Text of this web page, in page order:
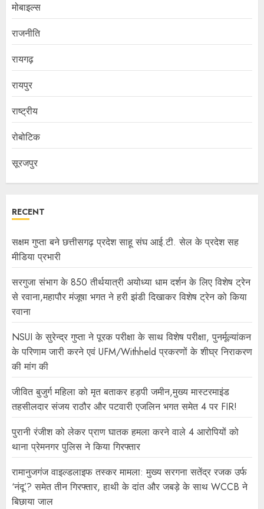
मोबाइल्स
राजनीति
रायगढ़
रायपुर
राष्ट्रीय
रोबोटिक
सूरजपुर
RECENT
सक्षम गुप्ता बने छत्तीसगढ़ प्रदेश साहू संघ आई.टी. सेल के प्रदेश सह
मीडिया प्रभारी
सरगुजा संभाग के 850 तीर्थयात्री अयोध्या धाम दर्शन के लिए विशेष ट्रेन
से रवाना,महापौर मंजूषा भगत ने हरी झंडी दिखाकर विशेष ट्रेन को किया
रवाना
NSUI के सुरेन्द्र गुप्ता ने पूरक परीक्षा के साथ विशेष परीक्षा, पुनर्मूल्यांकन
के परिणाम जारी करने एवं UFM/Withheld प्रकरणों के शीघ्र निराकरण
की मांग की
जीवित बुजुर्ग महिला को मृत बताकर हड़पी जमीन,मुख्य मास्टरमाइंड
तहसीलदार संजय राठौर और पटवारी एजलिन भगत समेत 4 पर FIR!
पुरानी रंजीश को लेकर प्राण घातक हमला करने वाले 4 आरोपियों को
थाना प्रेमनगर पुलिस ने किया गिरफ्तार
रामानुजगंज वाइल्डलाइफ तस्कर मामला: मुख्य सरगना सतेंद्र रजक उर्फ
‘नंदू’? समेत तीन गिरफ्तार, हाथी के दांत और जबड़े के साथ WCCB ने
बिछाया जाल